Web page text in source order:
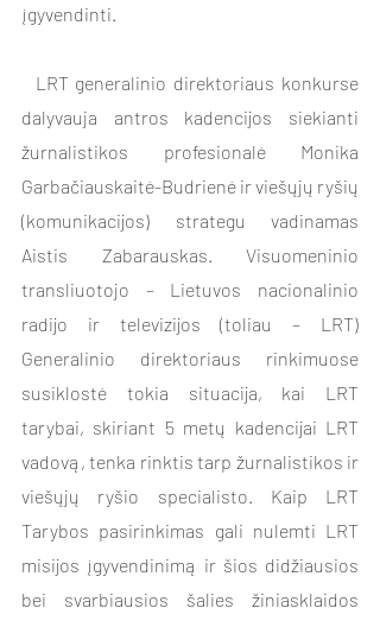
įgyvendinti.
dalyvauja antros kadencijos siekianti
žurnalistikos profesionalė Monika
Garbačiauskaitė-Budrienė ir viešųjų ryšių
(komunikacijos) strategu vadinamas
Aistis Zabarauskas.
Visuomeninio
transliuotojo – Lietuvos nacionalinio
radijo ir televizijos (toliau – LRT)
Generalinio direktoriaus rinkimuose
susiklostė tokia situacija, kai LRT
tarybai, skiriant 5 metų kadencijai LRT
vadovą, tenka rinktis tarp žurnalistikos ir
viešųjų ryšio specialisto. Kaip LRT
Tarybos pasirinkimas gali nulemti LRT
misijos įgyvendinimą ir šios didžiausios
bei svarbiausios šalies žiniasklaidos